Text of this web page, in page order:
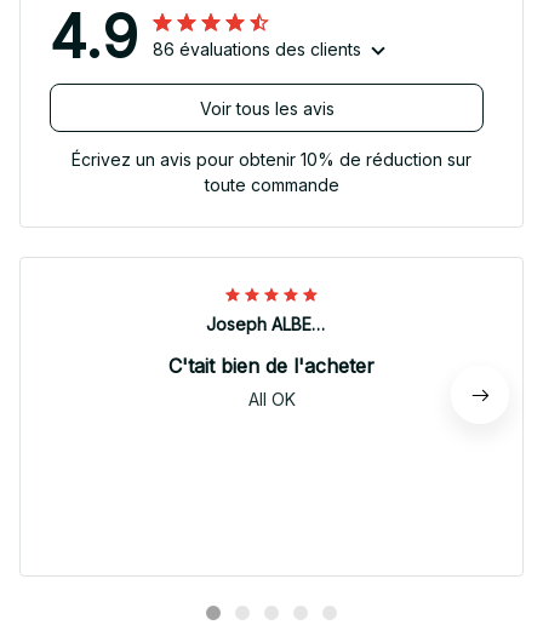
4.9 86 évaluations des clients
Voir tous les avis
Écrivez un avis pour obtenir 10% de réduction sur
toute commande
Joseph ALBERTINI
C'tait bien de l'acheter
All OK